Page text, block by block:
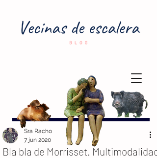
Bla bla de Morrisset. Multimodalidad
Sra Racho
7 jun 2020